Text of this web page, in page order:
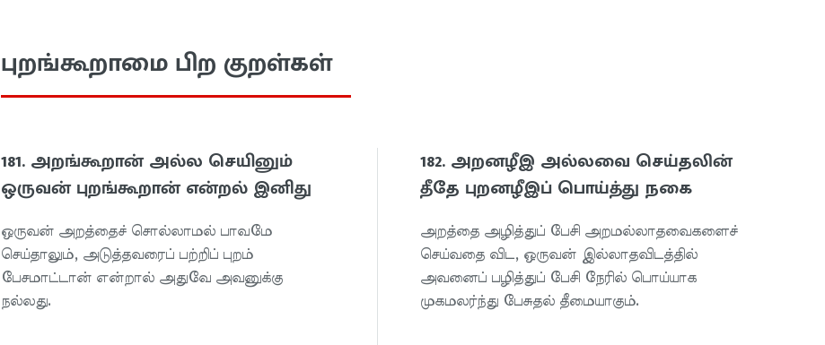
புறங்கூறாமை பிற குறள்கள்
181. அறங்கூறான் அல்ல செயினும்
ஒருவன் புறங்கூறான் என்றல் இனிது
ஒருவன் அறத்தைச் சொல்லாமல் பாவமே
செய்தாலும், அடுத்தவரைப் பற்றிப் புறம்
பேசமாட்டான் என்றால் அதுவே அவனுக்கு
நல்லது.
182. அறனழீஇ அல்லவை செய்தலின்
தீதே புறனழீஇப் பொய்த்து நகை
அறத்தை அழித்துப் பேசி அறமல்லாதவைகளைச்
செய்வதை விட, ஒருவன் இல்லாதவிடத்தில்
அவனைப் பழித்துப் பேசி நேரில் பொய்யாக
முகமலர்ந்து பேசுதல் தீமையாகும்.